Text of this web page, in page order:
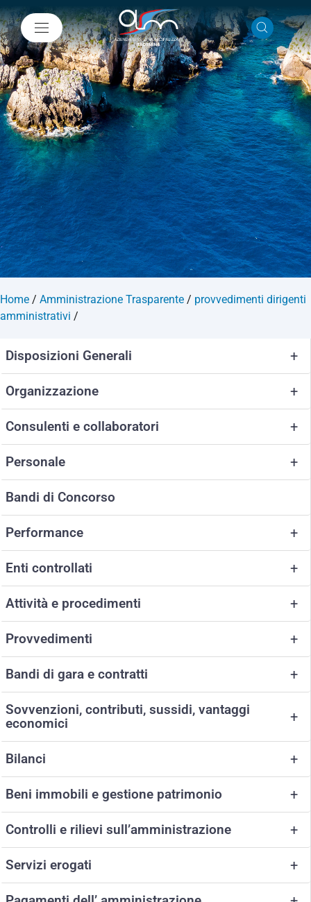
Home / Amministrazione Trasparente / provvedimenti dirigenti
amministrativi /
+
Disposizioni Generali
+
Organizzazione
+
Consulenti e collaboratori
+
Personale
Bandi di Concorso
+
Performance
+
Enti controllati
+
Attività e procedimenti
+
Provvedimenti
+
Bandi di gara e contratti
+
Sovvenzioni, contributi, sussidi, vantaggi
economici
+
Bilanci
+
Beni immobili e gestione patrimonio
+
Controlli e rilievi sull’amministrazione
+
Servizi erogati